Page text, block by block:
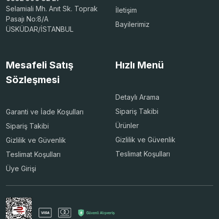
Selamiali Mh. Anıt Sk. Toprak
Pasajı No:8/A
ÜSKÜDAR/İSTANBUL
İletişim
Bayilerimiz
Mesafeli Satış
Sözleşmesi
Garanti ve İade Koşulları
Sipariş Takibi
Gizlilik ve Güvenlik
Teslimat Koşulları
Üye Girişi
Hızlı Menü
Detaylı Arama
Sipariş Takibi
Ürünler
Gizlilik ve Güvenlik
Teslimat Koşulları